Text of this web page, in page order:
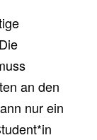
an den
nur ein